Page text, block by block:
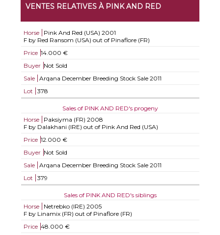
VENTES RELATIVES À PINK AND RED
Horse Pink And Red (USA) 2001
F by Red Ransom (USA) out of Pinaflore (FR)
Price 14.000 €
Buyer Not Sold
Sale
Arqana December Breeding Stock Sale 2011
Lot
378
Sales of PINK AND RED's progeny
Horse
Paksiyma (FR) 2008
F by Dalakhani (IRE) out of Pink And Red (USA)
Price 12.000 €
Buyer Not Sold
Sale
Arqana December Breeding Stock Sale 2011
Lot
379
Sales of PINK AND RED's siblings
Horse
Netrebko (IRE) 2005
F by Linamix (FR) out of Pinaflore (FR)
Price 48.000 €